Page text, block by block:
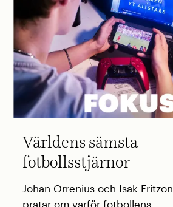
Världens sämsta
fotbollsstjärnor
Johan Orrenius och Isak Fritzon
pratar om varför fotbollens